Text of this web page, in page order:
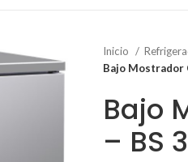
Inicio
Bajo Mostrador
Bajo
– BS